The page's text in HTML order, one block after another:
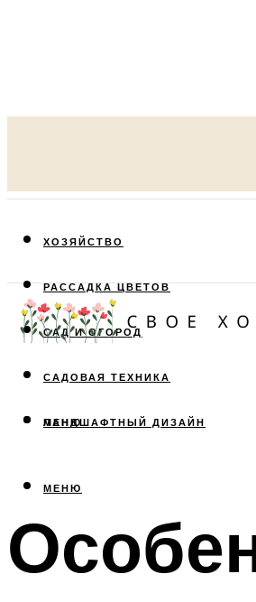
ХОЗЯЙСТВО
РАССАДКА ЦВЕТОВ
САД И ОГОРОД
САДОВАЯ ТЕХНИКА
ЛАНДШАФТНЫЙ ДИЗАЙН
МЕНЮ
МЕНЮ